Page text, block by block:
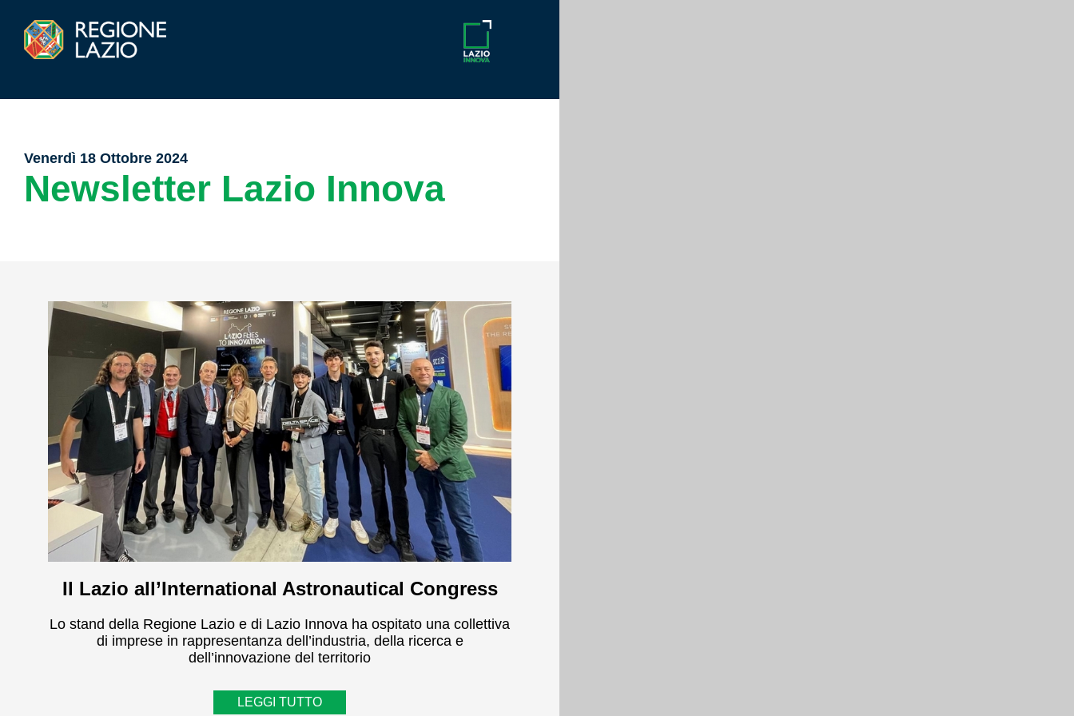
Venerdì 18 Ottobre 2024
Newsletter Lazio Innova
Il Lazio all’International Astronautical Congress
Lo stand della Regione Lazio e di Lazio Innova ha ospitato una collettiva
di imprese in rappresentanza dell’industria, della ricerca e
dell’innovazione del territorio
LEGGI TUTTO